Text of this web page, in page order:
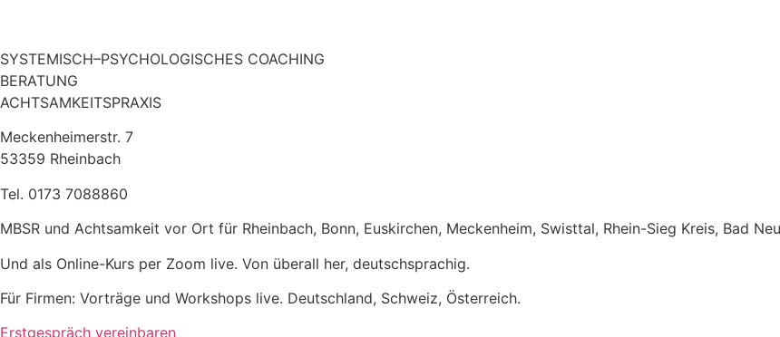
SYSTEMISCH–PSYCHOLOGISCHES COACHING
BERATUNG
ACHTSAMKEITSPRAXIS
Meckenheimerstr. 7
53359 Rheinbach
Tel. 0173 7088860
MBSR und Achtsamkeit vor Ort für Rheinbach, Bonn, Euskirchen, Meckenheim, Swisttal, Rhein-Sieg Kreis, Bad
Und als Online-Kurs per Zoom live. Von überall her, deutschsprachig.
Für Firmen: Vorträge und Workshops live. Deutschland, Schweiz, Österreich.
Erstgespräch vereinbaren